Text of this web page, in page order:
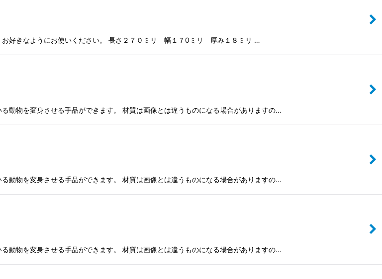
お好きなようにお使いください。 長さ２７０ミリ 幅１７0ミリ 厚み１８ミリ …
動物を変身させる手品ができます。 材質は画像とは違うものになる場合がありますの…
動物を変身させる手品ができます。 材質は画像とは違うものになる場合がありますの…
動物を変身させる手品ができます。 材質は画像とは違うものになる場合がありますの…